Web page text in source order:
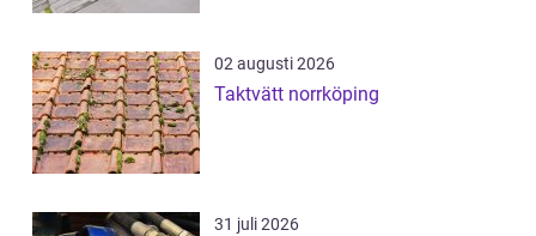
02 augusti 2026
Taktvätt norrköping
31 juli 2026